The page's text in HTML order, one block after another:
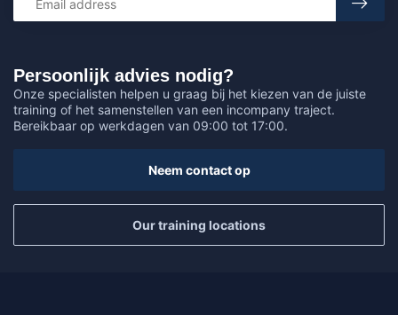
Persoonlijk advies nodig?
Onze specialisten helpen u graag bij het kiezen van de juiste
training of het samenstellen van een incompany traject.
Bereikbaar op werkdagen van 09:00 tot 17:00.
Neem contact op
Our training locations